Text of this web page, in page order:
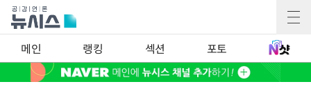
메인 랭킹 섹션 포토